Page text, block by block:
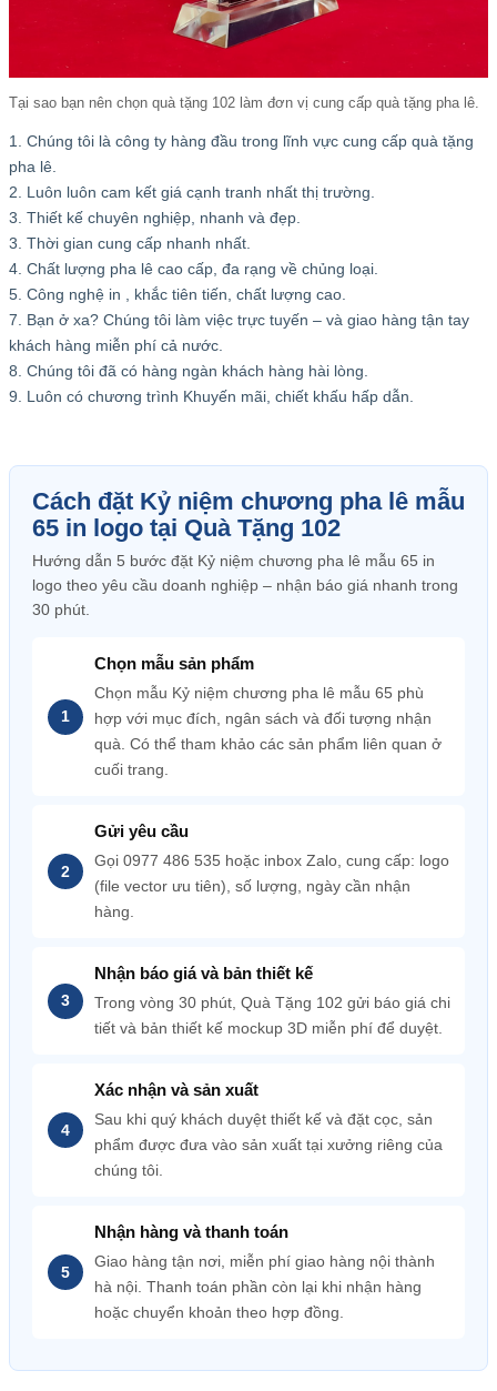
Tại sao bạn nên chọn quà tặng 102 làm đơn vị cung cấp quà tặng pha lê.
1. Chúng tôi là công ty hàng đầu trong lĩnh vực cung cấp quà tặng
pha lê.
2. Luôn luôn cam kết giá cạnh tranh nhất thị trường.
3. Thiết kế chuyên nghiệp, nhanh và đẹp.
3. Thời gian cung cấp nhanh nhất.
4. Chất lượng pha lê cao cấp, đa rạng về chủng loại.
5. Công nghệ in , khắc tiên tiến, chất lượng cao.
7. Bạn ở xa? Chúng tôi làm việc trực tuyến – và giao hàng tận tay
khách hàng miễn phí cả nước.
8. Chúng tôi đã có hàng ngàn khách hàng hài lòng.
9. Luôn có chương trình Khuyến mãi, chiết khấu hấp dẫn.
Cách đặt Kỷ niệm chương pha lê mẫu
65 in logo tại Quà Tặng 102
Hướng dẫn 5 bước đặt Kỷ niệm chương pha lê mẫu 65 in
logo theo yêu cầu doanh nghiệp – nhận báo giá nhanh trong
30 phút.
Chọn mẫu sản phẩm
Chọn mẫu Kỷ niệm chương pha lê mẫu 65 phù
hợp với mục đích, ngân sách và đối tượng nhận
quà. Có thể tham khảo các sản phẩm liên quan ở
cuối trang.
Gửi yêu cầu
Gọi 0977 486 535 hoặc inbox Zalo, cung cấp: logo
(file vector ưu tiên), số lượng, ngày cần nhận
hàng.
Nhận báo giá và bản thiết kế
Trong vòng 30 phút, Quà Tặng 102 gửi báo giá chi
tiết và bản thiết kế mockup 3D miễn phí để duyệt.
Xác nhận và sản xuất
Sau khi quý khách duyệt thiết kế và đặt cọc, sản
phẩm được đưa vào sản xuất tại xưởng riêng của
chúng tôi.
Nhận hàng và thanh toán
Giao hàng tận nơi, miễn phí giao hàng nội thành
hà nội. Thanh toán phần còn lại khi nhận hàng
hoặc chuyển khoản theo hợp đồng.